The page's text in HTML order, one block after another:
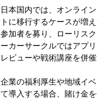
日本国内では、オンライ
トに移行するケースが増
参加者を募り、ローリス
ーカーサークルではアプ
レビューや戦術講座を併
企業の福利厚生や地域イ
て導入する場合、賭け金